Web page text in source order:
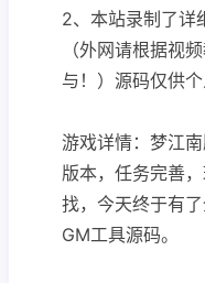
2、本站录制了详
（外网请根据视
与！）源码仅供
游戏详情：梦江
版本，任务完善
找，今天终于有
GM工具源码。